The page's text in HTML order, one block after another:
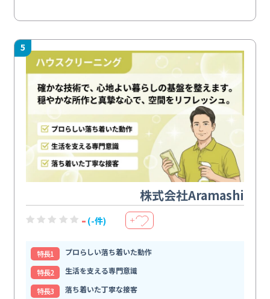
5
株式会社Aramashi
- (-件) ＋
特⻑1
プロらしい落ち着いた動作
特⻑2
生活を支える専門意識
特⻑3
落ち着いた丁寧な接客